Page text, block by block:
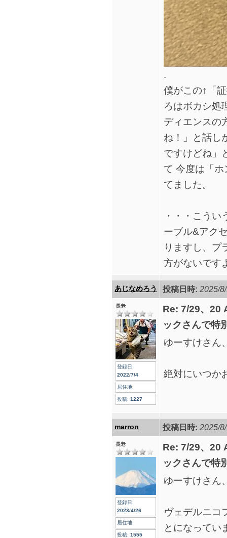
.
僕がこの↑「
ろはボカシ処
ディエンスの
ね！」と話し
ですけどね」
て 今度は「
てました。
・・・こう
ーブル&アク
りますし、プ
方がないです
あじなめろう 投稿日時: 2025/
長老
登録日:
2022/7/4
居住地:
投稿: 1227
Re: 7/29、20
ックさんで特
ゆーすけさん
絶対にいつか
marron 投稿日時: 2025/
長老
登録日:
2023/4/26
居住地:
投稿: 1555
Re: 7/29、20
ックさんで特
ゆーすけさん
ヴェデルニコ
とになってい